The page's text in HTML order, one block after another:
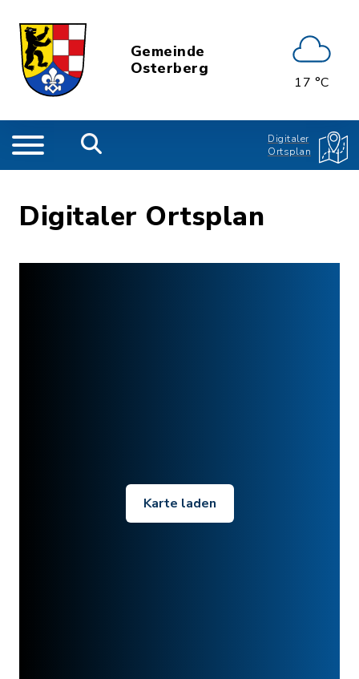
Gemeinde
Osterberg
17 °C
Digitaler
Ortsplan
Digitaler Ortsplan
Karte laden